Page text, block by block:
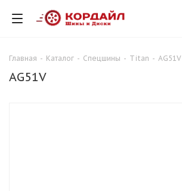
Главная - Каталог - Спецшины - Titan - AG51V
AG51V